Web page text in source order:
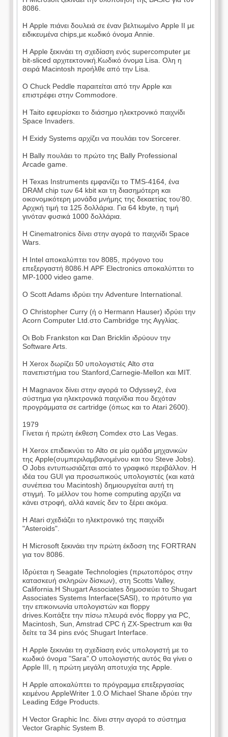
8086.
Η Apple πιάνει δουλειά σε έναν βελτιωμένο Apple II με
ειδικευμένα chips,με κωδικό όνομα Annie.
Η Apple ξεκινάει τη σχεδίαση ενός supercomputer με
bit-sliced αρχιτεκτονική.Κωδικό όνομα Lisa. Ολη η
σειρά Macintosh προήλθε από την Lisa.
Ο Chuck Peddle παραιτείται από την Apple και
επιστρέφει στην Commodore.
Η Taito εφευρίσκει το διάσημο ηλεκτρονικό παιχνίδι
Space Invaders.
Η Exidy Systems αρχίζει να πουλάει τον Sorcerer.
Η Bally πουλάει το πρώτο της Bally Professional
Arcade game.
Η Texas Instruments εμφανίζει το TMS-4164, ένα
DRAM chip των 64 kbit και τη διασημότερη και
οικονομικότερη μονάδα μνήμης της δεκαετίας του'80.
Αρχική τιμή τα 125 δολλάρια. Για 64 kbyte, η τιμή
γινόταν φυσικά 1000 δολλάρια.
Η Cinematronics δίνει στην αγορά το παιχνίδι Space
Wars.
Η Intel αποκαλύπτει τον 8085, πρόγονο του
επεξεργαστή 8086.Η APF Electronics αποκαλύπτει το
MP-1000 video game.
Ο Scott Adams ιδρύει την Adventure International.
Ο Christopher Curry (ή ο Hermann Hauser) ιδρύει την
Acorn Computer Ltd.στο Cambridge της Αγγλίας.
Οι Bob Frankston και Dan Bricklin ιδρύουν την
Software Arts.
Η Xerox δωρίζει 50 υπολογιστές Alto στα
πανεπιστήμια του Stanford,Carnegie-Mellon και MIT.
Η Magnavox δίνει στην αγορά το Odyssey2, ένα
σύστημα για ηλεκτρονικά παιχνίδια που δεχόταν
προγράμματα σε cartridge (όπως και το Atari 2600).
1979
Γίνεται ή πρώτη έκθεση Comdex στο Las Vegas.
Η Xerox επιδεικνύει το Alto σε μία ομάδα μηχανικών
της Apple(συμπεριλαμβανομένου και του Steve Jobs).
Ο Jobs εντυπωσιάζεται από το γραφικό περιβάλλον. Η
ιδέα του GUI για προσωπικούς υπολογιστές (και κατά
συνέπεια του Macintosh) δημιουργείται αυτή τη
στιγμή. Το μέλλον του home computing αρχίζει να
κάνει στροφή, αλλά κανείς δεν το ξέρει ακόμα.
Η Atari σχεδιάζει το ηλεκτρονικό της παιχνίδι
"Asteroids".
Η Microsoft ξεκινάει την πρώτη έκδοση της FORTRAN
για τον 8086.
Ιδρύεται η Seagate Technologies (πρωτοπόρος στην
κατασκευή σκληρών δίσκων), στη Scotts Valley,
California.Η Shugart Associates δημοσιεύει το Shugart
Associates Systems Interface(SASI), το πρότυπο για
την επικοινωνία υπολογιστών και floppy
drives.Κοιτάξτε την πίσω πλευρά ενός floppy για PC,
Macintosh, Sun, Amstrad CPC ή ZX-Spectrum και θα
δείτε τα 34 pins ενός Shugart Interface.
Η Apple ξεκινάει τη σχεδίαση ενός υπολογιστή με το
κωδικό όνομα "Sara".Ο υπολογιστής αυτός θα γίνει ο
Apple III, η πρώτη μεγάλη αποτυχία της Apple.
Η Apple αποκαλύπτει το πρόγραμμα επεξεργασίας
κειμένου AppleWriter 1.0.Ο Michael Shane ιδρύει την
Leading Edge Products.
Η Vector Graphic Inc. δίνει στην αγορά το σύστημα
Vector Graphic System B.